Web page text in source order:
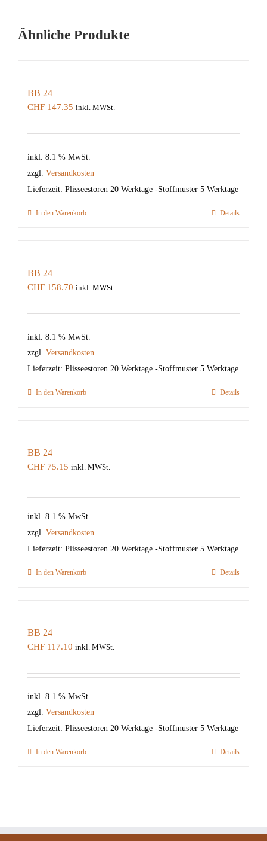
Ähnliche Produkte
BB 24
CHF 147.35 inkl. MWSt.
inkl. 8.1 % MwSt.
zzgl. Versandkosten
Lieferzeit: Plisseestoren 20 Werktage -Stoffmuster 5 Werktage
In den Warenkorb Details
BB 24
CHF 158.70 inkl. MWSt.
inkl. 8.1 % MwSt.
zzgl. Versandkosten
Lieferzeit: Plisseestoren 20 Werktage -Stoffmuster 5 Werktage
In den Warenkorb Details
BB 24
CHF 75.15 inkl. MWSt.
inkl. 8.1 % MwSt.
zzgl. Versandkosten
Lieferzeit: Plisseestoren 20 Werktage -Stoffmuster 5 Werktage
In den Warenkorb Details
BB 24
CHF 117.10 inkl. MWSt.
inkl. 8.1 % MwSt.
zzgl. Versandkosten
Lieferzeit: Plisseestoren 20 Werktage -Stoffmuster 5 Werktage
In den Warenkorb Details